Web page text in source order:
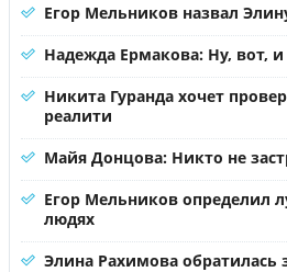
Егор Мельников назвал
Надежда Ермакова: Ну, вот, и
Никита Гуранда хочет
реалити
Майя Донцова: Никто не
Егор Мельников определил
людях
Элина Рахимова